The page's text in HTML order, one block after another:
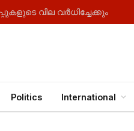
വില വർധിച്ചേക്കും
Politics International